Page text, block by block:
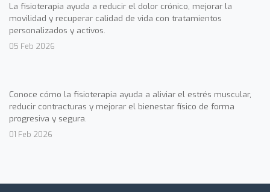
La fisioterapia ayuda a reducir el dolor crónico, mejorar la
movilidad y recuperar calidad de vida con tratamientos
personalizados y activos.
05 Feb 2026
Conoce cómo la fisioterapia ayuda a aliviar el estrés muscular,
reducir contracturas y mejorar el bienestar físico de forma
progresiva y segura.
01 Feb 2026